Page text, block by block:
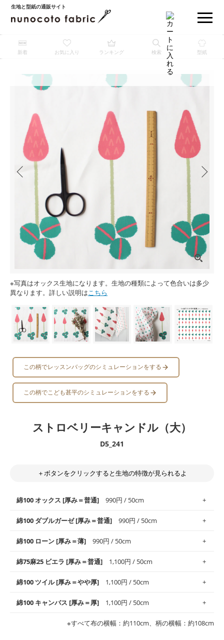
生地と型紙の通販サイト
新着 お気に入り ランキング 検索 型紙
※写真はオックス生地になります。生地の種類によって色合いは多少
異なります。詳しい説明はこちら
この柄でレッスンバッグのシミュレーションをする
この柄でこども甚平のシミュレーションをする
ストロベリーキャンドル（大）
D5_241
＋ボタンをクリックすると生地の特徴が見られるよ
綿100 オックス [厚み＝普通] 990円 / 50cm
使いやすさNo.1！しなやかさと適度な張りを併せ持ち、通気性の
高さがオックス生地の特徴です。当サイトのオックス生地は、
般にお使いいただけます。
※レッスンバッグ、上履き袋などの通園通学グッズにはツイル生
・布団カバーなどの寝具、カーテン
綿100 ダブルガーゼ [厚み＝普通] 990円 / 50cm
柔らかくふんわりとした肌触りが特徴です。ベビー用品やハンカ
チなど直接肌に触れるアイテムに最適です。高い吸湿性・通気性
す。
・スタイ、おくるみなどのベビーグッズ
・ブラウス、チュニック、ワンピースなどの洋服
・パジャマなどの寝具
綿100 ローン [厚み＝薄] 990円 / 50cm
上質で薄手の平織りの生地です。軽やかさとなめらかな手触りの
良さが魅力。透け感があるので、涼しげなトップスなどに最適で
・ブラウス、シャツ、チュニックなどのトップス
綿75麻25 ビエラ [厚み＝普通] 1,100円 / 50cm
コットン75％リネン25％の当店のビエラ生地は、オックス生地よ
りもふんわりとした柔らかい質感と適度な落ち感を感じられるの
綿100 ツイル [厚み＝やや厚] 1,100円 / 50cm
綾織りの生地です。しっかりとした張りと厚みがありながらも柔
らかいのが特徴です。生地の厚みは中厚手です。1枚でも透け感
綿100 キャンバス [厚み＝厚] 1,100円 / 50cm
※すべて布の横幅：約110cm、柄の横幅：約108cm